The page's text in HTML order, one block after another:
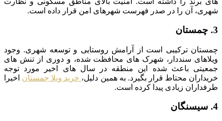
شهری، آن را در صدر فهرست شهرهای امن قرار داده است.
3. چمستان
چمستان ترکیبی است از آرامش روستایی و توسعه شهری. وجود
ویلاهای سنددار، شهرک های محافظت شده، و دوری از تنش های
جمعیتی باعث شده این منطقه در سال های اخیر مورد توجه
خریداران محتاط قرار بگیرد. به همین دلیل، خرید ویلا چمستان اخیرا
طرفداران زیادی پیدا کرده است.
4. سیسنگان